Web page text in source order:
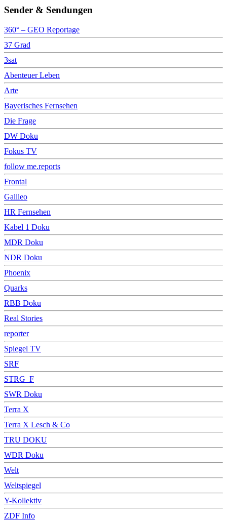
Sender & Sendungen
360° – GEO Reportage
37 Grad
3sat
Abenteuer Leben
Arte
Bayerisches Fernsehen
Die Frage
DW Doku
Fokus TV
follow me.reports
Frontal
Galileo
HR Fernsehen
Kabel 1 Doku
MDR Doku
NDR Doku
Phoenix
Quarks
RBB Doku
Real Stories
reporter
Spiegel TV
SRF
STRG_F
SWR Doku
Terra X
Terra X Lesch & Co
TRU DOKU
WDR Doku
Welt
Weltspiegel
Y-Kollektiv
ZDF Info